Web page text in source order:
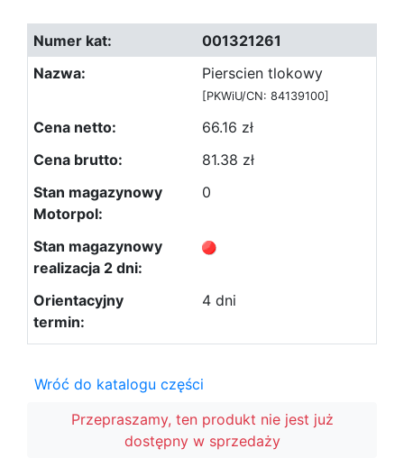
001321261
Pierscien tlokowy
[PKWiU/CN: 84139100]
66.16 zł
81.38 zł
0
4 dni
Wróć do katalogu części
Przepraszamy, ten produkt nie jest już
dostępny w sprzedaży